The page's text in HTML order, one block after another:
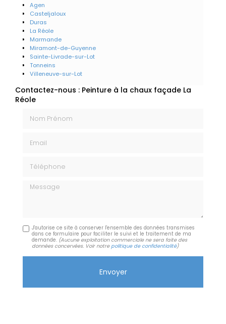
Agen
Casteljaloux
Duras
La Réole
Marmande
Miramont-de-Guyenne
Sainte-Livrade-sur-Lot
Tonneins
Villeneuve-sur-Lot
Contactez-nous : Peinture à la chaux façade La
Réole
Message
J'autorise ce site à conserver l'ensemble des données transmises
dans ce formulaire pour faciliter le suivi et le traitement de ma
demande. (Aucune exploitation commerciale ne sera faite des
données concervées. Voir notre politique de confidentialité)